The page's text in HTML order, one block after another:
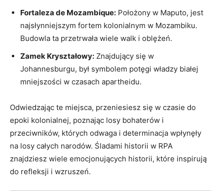
Fortaleza de⁢ Mozambique: Położony w Maputo, jest
najsłynniejszym fortem ​kolonialnym w Mozambiku.
Budowla ta przetrwała wiele walk i oblężeń.
Zamek Kryształowy: Znajdujący⁣ się ⁤w
⁣Johannesburgu, był symbolem potęgi władzy​ białej
mniejszości w czasach ‍apartheidu.
Odwiedzając te miejsca, przeniesiesz się​ w czasie⁣ do
epoki​ kolonialnej, poznając⁣ losy bohaterów ​i⁣
przeciwników, ⁤których odwaga i determinacja wpłynęły
⁣na losy całych narodów. ‍Śladami historii w RPA
znajdziesz wiele emocjonujących historii, które inspirują ​
do refleksji i wzruszeń.